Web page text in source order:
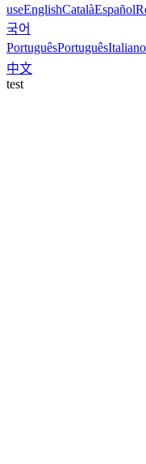
useEnglishCatalàEspañol
국어
PortuguêsPortuguêsItaliano
中文
test